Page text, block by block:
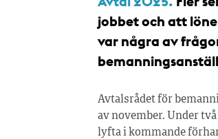
jobbet och att
var några av
Avtalsrådet för
av november. Under
lyfta i kommande